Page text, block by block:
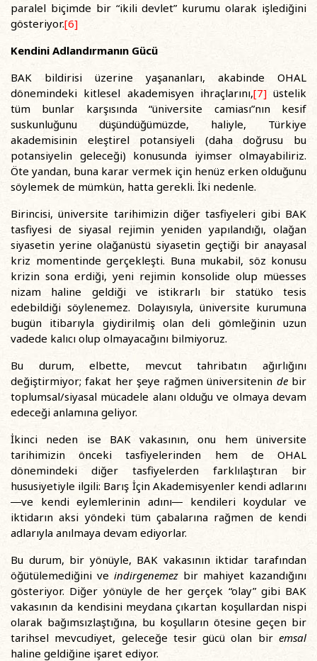
paralel biçimde bir “ikili devlet” kurumu olarak işlediğini
gösteriyor.[6]
Kendini Adlandırmanın Gücü
BAK bildirisi üzerine yaşananları, akabinde OHAL
dönemindeki kitlesel akademisyen ihraçlarını,[7]üstelik
tüm bunlar karşısında “üniversite camiası”nın kesif
suskunluğunu düşündüğümüzde, haliyle, Türkiye
akademisinin eleştirel potansiyeli (daha doğrusu bu
potansiyelin geleceği) konusunda iyimser olmayabiliriz.
Öte yandan, buna karar vermek için henüz erken olduğunu
söylemek de mümkün, hatta gerekli. İki nedenle.
Birincisi, üniversite tarihimizin diğer tasfiyeleri gibi BAK
tasfiyesi de siyasal rejimin yeniden yapılandığı, olağan
siyasetin yerine olağanüstü siyasetin geçtiği bir anayasal
kriz momentinde gerçekleşti. Buna mukabil, söz konusu
krizin sona erdiği, yeni rejimin konsolide olup müesses
nizam haline geldiği ve istikrarlı bir statüko tesis
edebildiği söylenemez. Dolayısıyla, üniversite kurumuna
bugün itibarıyla giydirilmiş olan deli gömleğinin uzun
vadede kalıcı olup olmayacağını bilmiyoruz.
Bu durum, elbette, mevcut tahribatın ağırlığını
değiştirmiyor; fakat her şeye rağmen üniversitenin debir
toplumsal/siyasal mücadele alanı olduğu ve olmaya devam
edeceği anlamına geliyor.
İkinci neden ise BAK vakasının, onu hem üniversite
tarihimizin önceki tasfiyelerinden hem de OHAL
dönemindeki diğer tasfiyelerden farklılaştıran bir
hususiyetiyle ilgili: Barış İçin Akademisyenler kendi adlarını
―ve kendi eylemlerinin adını― kendileri koydular ve
iktidarın aksi yöndeki tüm çabalarına rağmen de kendi
adlarıyla anılmaya devam ediyorlar.
Bu durum, bir yönüyle, BAK vakasının iktidar tarafından
öğütülemediğini ve indirgenemez bir mahiyet kazandığını
gösteriyor. Diğer yönüyle de her gerçek “olay” gibi BAK
vakasının da kendisini meydana çıkartan koşullardan nispi
olarak bağımsızlaştığına, bu koşulların ötesine geçen bir
tarihsel mevcudiyet, geleceğe tesir gücü olan bir emsal
haline geldiğine işaret ediyor.